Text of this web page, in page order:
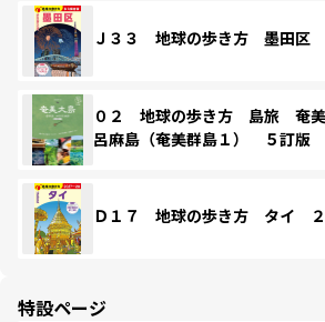
Ｊ３３ 地球の歩き方 墨田区
０２ 地球の歩き方 島旅 奄
呂麻島（奄美群島１） ５訂版
Ｄ１７ 地球の歩き方 タイ ２
特設ページ